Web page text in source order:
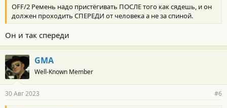
OFF/2 Ремень надо пристёгивать ПОСЛЕ того как сядешь, и он
должен проходить СПЕРЕДИ от человека а не за спиной.
Он и так спереди
GMA
Well-Known Member
30 Авг 2023 #6